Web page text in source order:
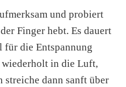
und probiert
Finger hebt. Es dauert
für die Entspannung
in die Luft,
dann sanft über